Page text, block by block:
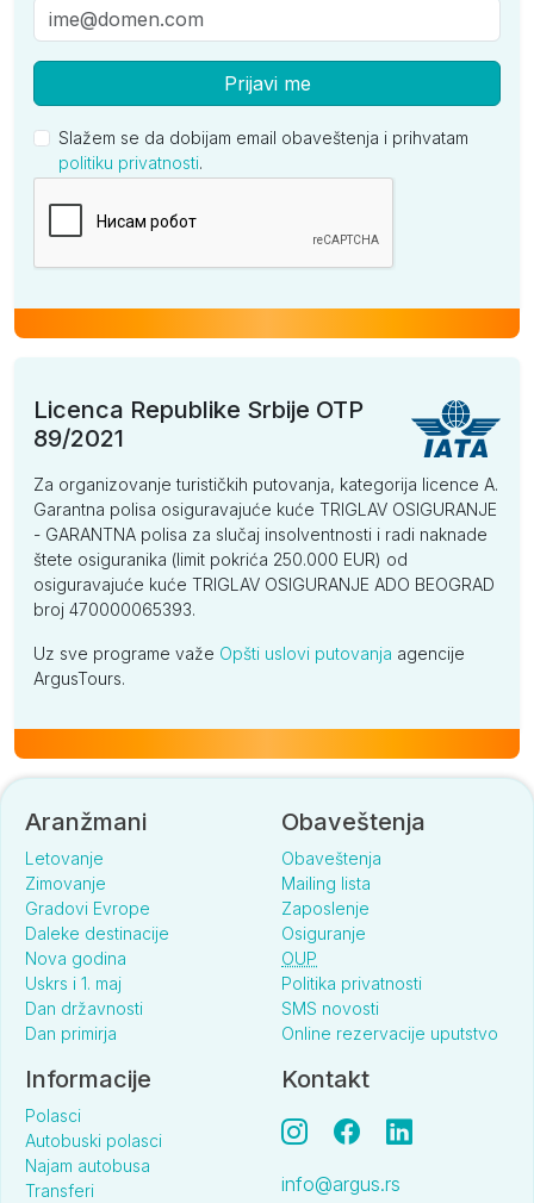
Prijavi me
Slažem se da dobijam email obaveštenja i prihvatam
politiku privatnosti.
Licenca Republike Srbije OTP
89/2021
Za organizovanje turističkih putovanja, kategorija licence A.
Garantna polisa osiguravajuće kuće TRIGLAV OSIGURANJE
- GARANTNA polisa za slučaj insolventnosti i radi naknade
štete osiguranika (limit pokrića 250.000 EUR) od
osiguravajuće kuće TRIGLAV OSIGURANJE ADO BEOGRAD
broj 470000065393.
Uz sve programe važe Opšti uslovi putovanja agencije
ArgusTours.
Aranžmani
Letovanje
Zimovanje
Gradovi Evrope
Daleke destinacije
Nova godina
Uskrs i 1. maj
Dan državnosti
Dan primirja
Obaveštenja
Obaveštenja
Mailing lista
Zaposlenje
Osiguranje
OUP
Politika privatnosti
SMS novosti
Online rezervacije uputstvo
Informacije
Polasci
Autobuski polasci
Najam autobusa
Transferi
Kontakt
info@argus.rs